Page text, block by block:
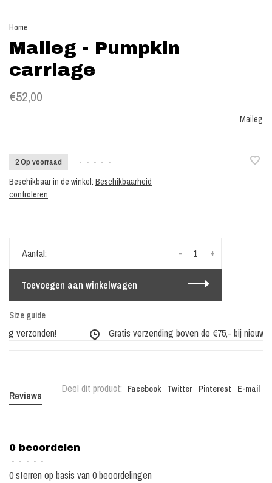
Home
Maileg - Pumpkin
carriage
€52,00
Maileg
2 Op voorraad • • • • •
Beschikbaar in de winkel: Beschikbaarheid
controleren
Aantal: +
-
Toevoegen aan winkelwagen
Size guide
verzonden! Gratis verzending boven de €75,- bij nieuwe
Deel dit product: Facebook Twitter Pinterest E-mail
Reviews
0 beoordelen
• • • • •
0 sterren op basis van 0 beoordelingen